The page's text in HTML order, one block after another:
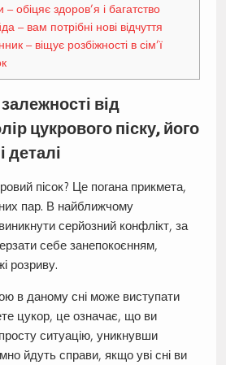
обіцяє здоров’я і багатство
– вам потрібні нові відчуття
– віщує розбіжності в сім’ї
від
цукрового піску, його
деталі
пісок? Це погана прикмета,
пар. В найближчому
серйозний конфлікт, за
себе занепокоєнням,
розриву.
в даному сні може виступати
цукор, це означає, що ви
ситуацію, уникнувши
йдуть справи, якщо уві сні ви